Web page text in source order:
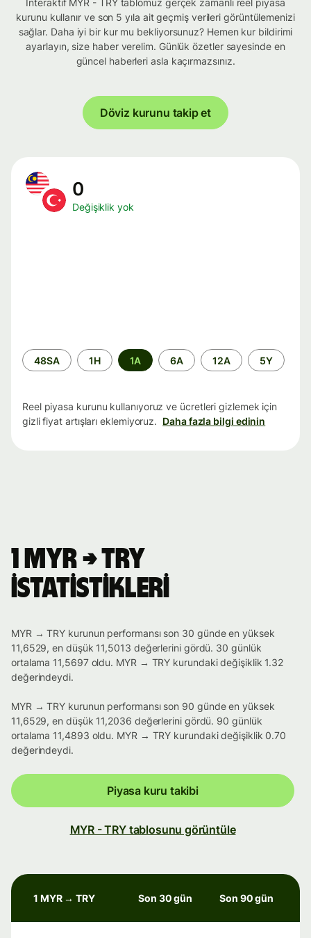
İnteraktif MYR - TRY tablomuz gerçek zamanlı reel piyasa
kurunu kullanır ve son 5 yıla ait geçmiş verileri görüntülemenizi
sağlar. Daha iyi bir kur mu bekliyorsunuz? Hemen kur bildirimi
ayarlayın, size haber verelim. Günlük özetler sayesinde en
güncel haberleri asla kaçırmazsınız.
Döviz kurunu takip et
0
Değişiklik yok
Zaman
aralığı
48SA 1H 1A 6A 12A 5Y
Reel piyasa kurunu kullanıyoruz ve ücretleri gizlemek için
gizli fiyat artışları eklemiyoruz. Daha fazla bilgi edinin
1 MYR → TRY
istatistikleri
MYR → TRY kurunun performansı son 30 günde en yüksek
11,6529, en düşük 11,5013 değerlerini gördü. 30 günlük
ortalama 11,5697 oldu. MYR → TRY kurundaki değişiklik 1.32
değerindeydi.
MYR → TRY kurunun performansı son 90 günde en yüksek
11,6529, en düşük 11,2036 değerlerini gördü. 90 günlük
ortalama 11,4893 oldu. MYR → TRY kurundaki değişiklik 0.70
değerindeydi.
Piyasa kuru takibi
MYR - TRY tablosunu görüntüle
1 MYR → TRY Son 30 gün Son 90 gün